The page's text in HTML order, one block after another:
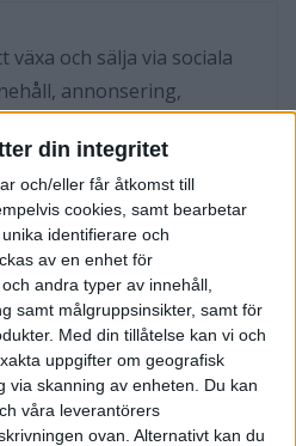
din integritet
och/eller får åtkomst till
cookies, samt bearbetar
identifierare och
av en enhet för
andra typer av innehåll,
samt målgruppsinsikter, samt för
Med din tillåtelse kan vi och
uppgifter om geografisk
via skanning av enheten. Du kan
våra leverantörers
ovan. Alternativt kan du
och sälja via sociala
annonsering,
onlinekurser,
och har gjort detta